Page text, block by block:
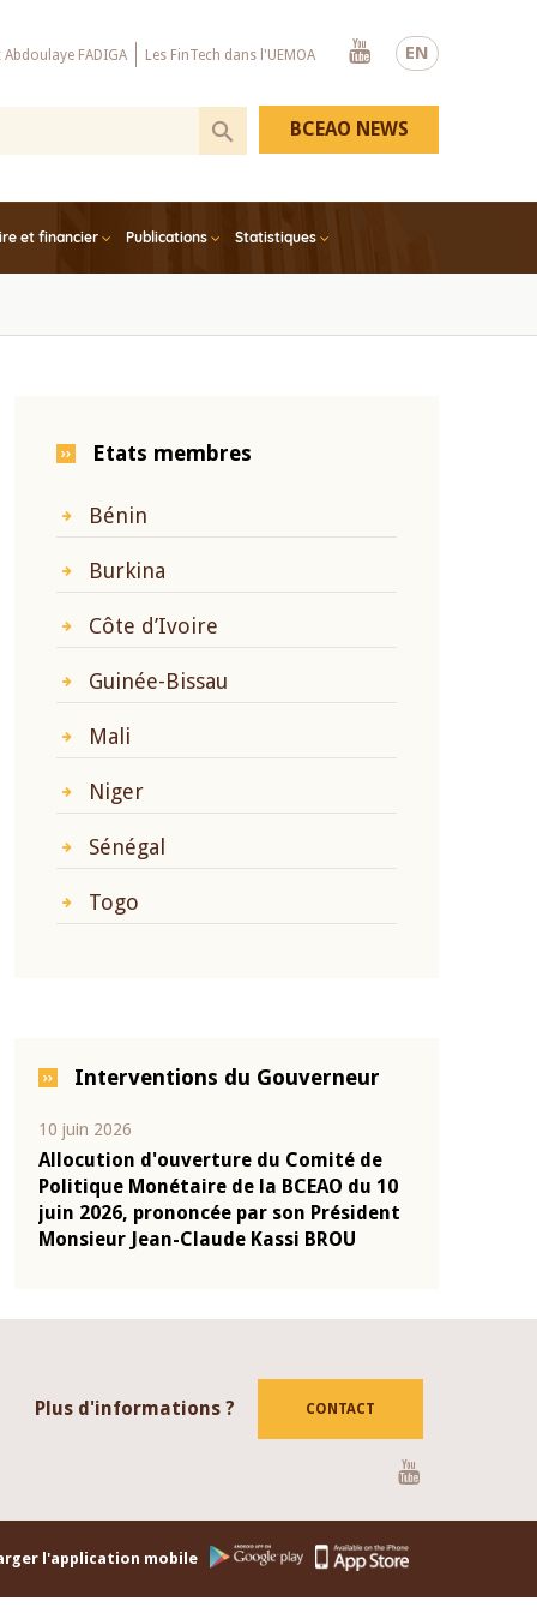
EN
Abdoulaye FADIGA Les FinTech dans l'UEMOA
Youtube
et financier Publications Statistiques
BCEAO NEWS
Etats membres
Bénin
Burkina
Côte d’Ivoire
Guinée-Bissau
Mali
Niger
Sénégal
Togo
Interventions du Gouverneur
04 mars 2026
Allocution d'ouverture du Comité de
Politique Monétaire de la BCEAO du 4
mars 2026, prononcée par son Président
Monsieur Jean-Claude Kassi BROU
Plus d'informations ? CONTACT
l'application mobile